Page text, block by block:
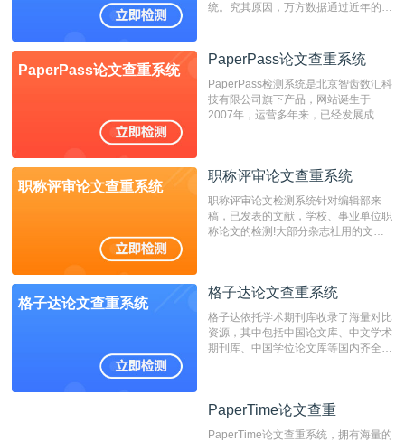
统。究其原因，万方数据通过近年的发
检测系统，其真实性和权威性无可厚
非。其次，相对于知网而言，万方检测
费用少，上手容易，是学生初次论文查
重的推荐系统。
PaperPass论文查重系统
PaperPass论文查重系统
PaperPass检测系统是北京智齿数汇科
技有限公司旗下产品，网站诞生于
2007年，运营多年来，已经发展成为
检测速度快、精度高，市场反映良好。
职称评审论文查重系统
职称评审论文查重系统
职称评审论文检测系统针对编辑部来
稿，已发表的文献，学校、事业单位职
称论文的检测!大部分杂志社用的文献
编辑部检测来稿和已发表的文献,检测
测时注意填写第一作者,才能排除已发
表文献复制比。（限制字符数1万）
格子达论文查重系统
格子达论文查重系统
格子达依托学术期刊库收录了海量对比
资源，其中包括中国论文库、中文学术
期刊库、中国学位论文库等国内齐全的
系统，可检测中文、英文两种语言的论
PaperTime论文查重
PaperTime论文查重系统，拥有海量的